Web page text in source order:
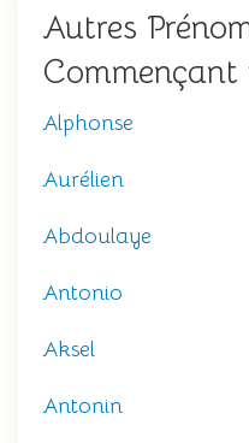
Autres
Alphonse
Aurélien
Abdoulaye
Antonio
Aksel
Antonin